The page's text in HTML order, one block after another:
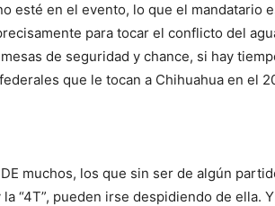
esté en el evento, lo que el mandatario
para tocar el conflicto del
de seguridad y chance, si hay
que le tocan a Chihuahua en el
DE muchos, los que sin ser de algún
la “4T”, pueden irse despidiendo de ella.